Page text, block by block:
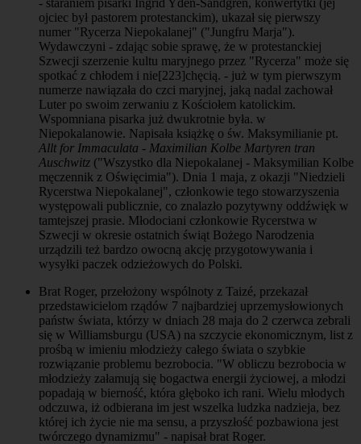
- staraniem pisarki Ingrid Ydén-Sandgren, konwertytki (jej
ojciec był pastorem protestanckim), ukazał się pierwszy
numer "Rycerza Niepokalanej" ("Jungfru Marja").
Wydawczyni - zdając sobie sprawę, że w protestanckiej
Szwecji szerzenie kultu maryjnego przez "Rycerza" może się
spotkać z chłodem i nie[223]chęcią. - już w tym pierwszym
numerze nawiązała do czci maryjnej, jaką nadal zachował
Luter po swoim zerwaniu z Kościołem katolickim.
Wspomniana pisarka już dwukrotnie była. w
Niepokalanowie. Napisała książkę o św. Maksymilianie pt.
Allt for Immaculata - Maximilian Kolbe Martyren tran
Auschwitz ("Wszystko dla Niepokalanej - Maksymilian Kolbe
męczennik z Oświęcimia"). Dnia 1 maja, z okazji "Niedzieli
Rycerstwa Niepokalanej", członkowie tego stowarzyszenia
występowali publicznie, co znalazło pozytywny oddźwięk w
tamtejszej prasie. Młodociani członkowie Rycerstwa w
Szwecji w okresie ostatnich świąt Bożego Narodzenia
urządzili też bardzo owocną akcję przygotowywania i
wysyłki paczek odzieżowych do Polski.
Brat Roger, przełożony wspólnoty z Taizé, przekazał
przedstawicielom rządów 7 najbardziej uprzemysłowionych
państw świata, którzy w dniach 28 maja do 2 czerwca zebrali
się w Williamsburgu (USA) na szczycie ekonomicznym, list z
prośbą w imieniu młodzieży całego świata o szybkie
rozwiązanie problemu bezrobocia. "W obliczu bezrobocia w
młodzieży załamują się bogactwa energii życiowej, a młodzi
popadają w bierność, która głęboko ich rani. Wielu młodych
odczuwa, iż odbierana im jest wszelka ludzka nadzieja, bez
której ich życie nie ma sensu, a przyszłość pozbawiona jest
twórczego dynamizmu" - napisał brat Roger.